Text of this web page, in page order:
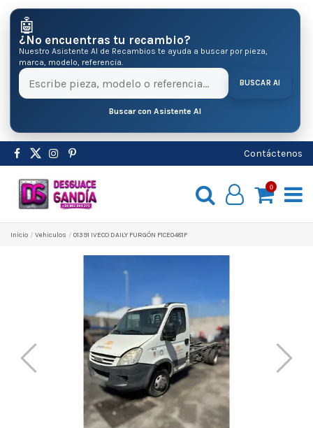
🤖
¿No encuentras tu recambio?
Nuestro Asistente AI de Recambios te ayuda a buscar por pieza,
marca, modelo, referencia.
BUSCAR AI
Buscar con Asistente AI
Contáctenos
0
Inicio Vehiculos 01391 IVECO DAILY FURGÓN F1CE0481F